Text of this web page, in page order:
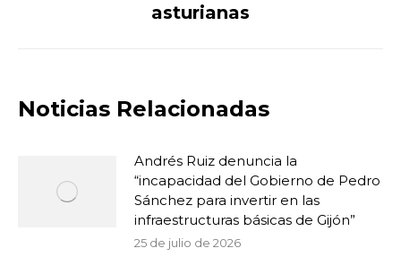
asturianas
Noticias Relacionadas
Andrés Ruiz denuncia la
“incapacidad del Gobierno de Pedro
Sánchez para invertir en las
infraestructuras básicas de Gijón”
25 de julio de 2026